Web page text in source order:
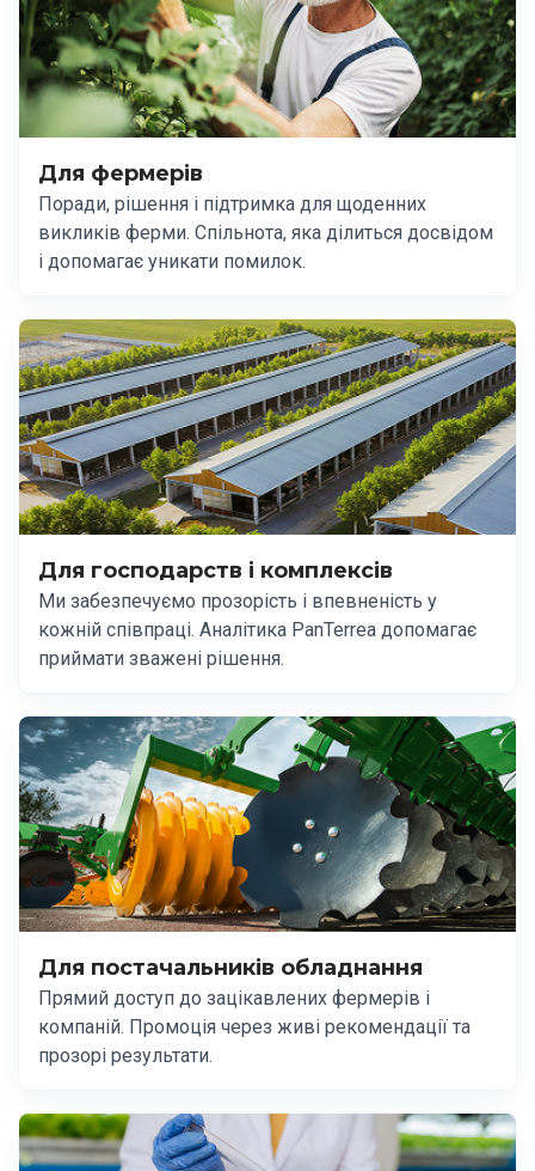
Для фермерів
Поради, рішення і підтримка для щоденних
викликів ферми. Спільнота, яка ділиться досвідом
і допомагає уникати помилок.
Для господарств і комплексів
Ми забезпечуємо прозорість і впевненість у
кожній співпраці. Аналітика PanTerrea допомагає
приймати зважені рішення.
Для постачальників обладнання
Прямий доступ до зацікавлених фермерів і
компаній. Промоція через живі рекомендації та
прозорі результати.